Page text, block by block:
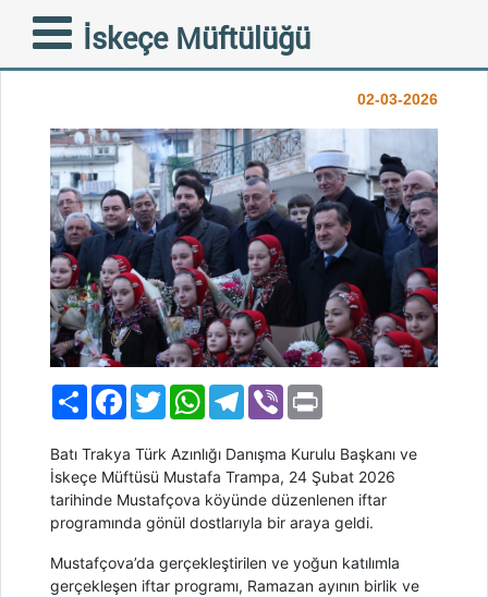
İskeçe Müftülüğü
Mustafçova’da Gönülleri
Buluşturan İftar Sofrası
02-03-2026
PaylaşFacebook
TwitterWhatsAppTelegram
Viber
Batı Trakya Türk Azınlığı Danışma Kurulu Başkanı ve
İskeçe Müftüsü Mustafa Trampa, 24 Şubat 2026
tarihinde Mustafçova köyünde düzenlenen iftar
programında gönül dostlarıyla bir araya geldi.
Mustafçova’da gerçekleştirilen ve yoğun katılımla
gerçekleşen iftar programı, Ramazan ayının birlik ve